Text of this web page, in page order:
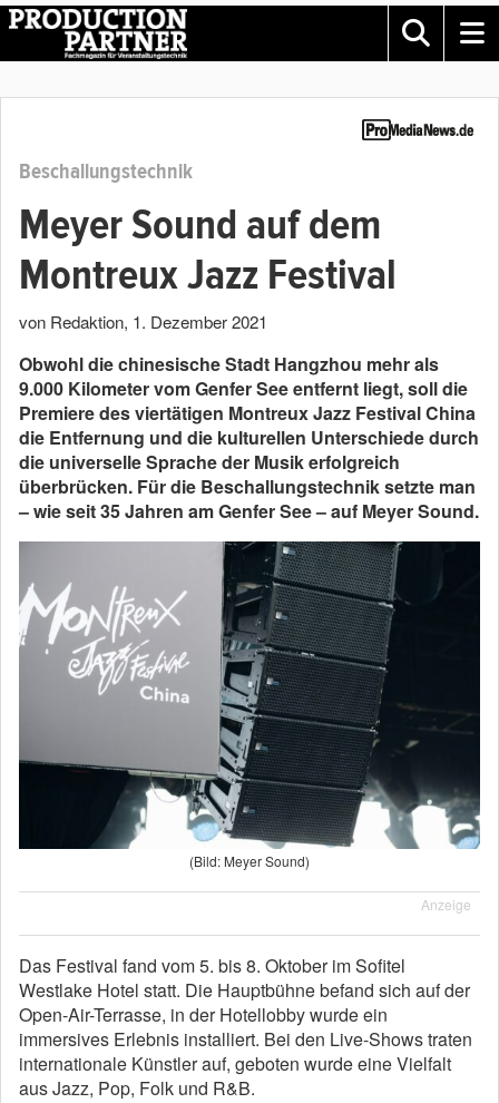
Beschallungstechnik
Meyer Sound auf dem
Montreux Jazz Festival
von Redaktion, 1. Dezember 2021
Obwohl die chinesische Stadt Hangzhou mehr als
9.000 Kilometer vom Genfer See entfernt liegt, soll die
Premiere des viertätigen Montreux Jazz Festival China
die Entfernung und die kulturellen Unterschiede durch
die universelle Sprache der Musik erfolgreich
überbrücken. Für die Beschallungstechnik setzte man
– wie seit 35 Jahren am Genfer See – auf Meyer Sound.
(Bild: Meyer Sound)
Anzeige
Das Festival fand vom 5. bis 8. Oktober im Sofitel
Westlake Hotel statt. Die Hauptbühne befand sich auf der
Open-Air-Terrasse, in der Hotellobby wurde ein
immersives Erlebnis installiert. Bei den Live-Shows traten
internationale Künstler auf, geboten wurde eine Vielfalt
aus Jazz, Pop, Folk und R&B.